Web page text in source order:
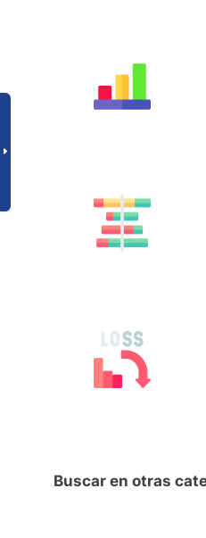
Buscar en otras